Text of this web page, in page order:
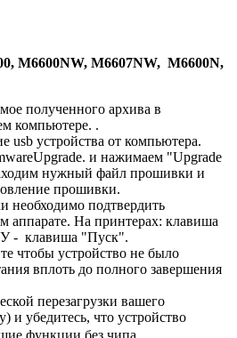
M6600NW, M6607NW, M6600N,
полученного архива в
компьютере. .
usb устройства от компьютера.
и нажимаем "Upgrade
нужный файл прошивки и
прошивки.
необходимо подтвердить
аппарате. На принтерах: клавиша
- клавиша "Пуск".
устройство не было
вплоть до полного завершения
перезагрузки вашего
и убедитесь, что устройство
функции без чипа.